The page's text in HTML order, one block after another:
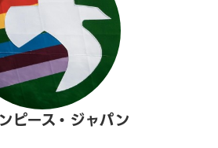
ピース・ジャパン